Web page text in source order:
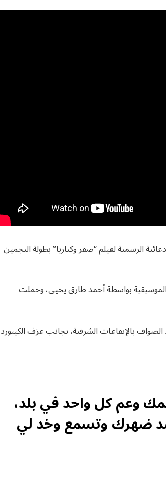
الرسمية لفيلم “صقر وكناريا” بطولة النجمين
الموسيقية بواسطة أحمد طارق يحيى، وحملت
بالإيقاعات الشرقية، بجانب عزف الكيبورد
وعم كل واحد في بلد،
ضهرك وتسمع وخد لي